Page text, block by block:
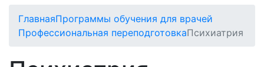
ГлавнаяПрограммы обучения для врачей
Профессиональная переподготовкаПсихиатрия